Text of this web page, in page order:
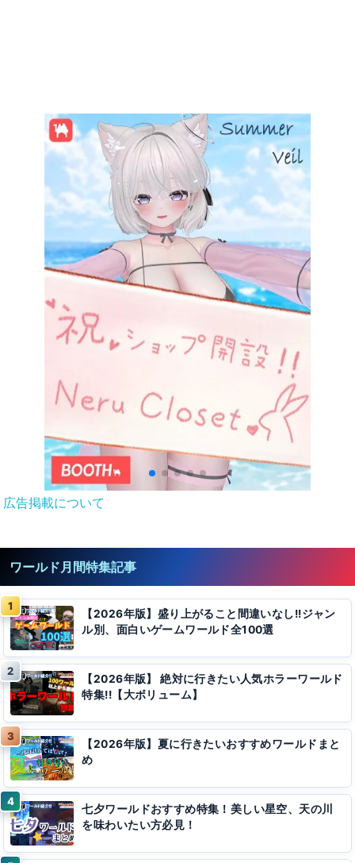
広告掲載について
ワールド月間特集記事
【2026年版】盛り上がること間違いなし!!ジャン
ル別、面白いゲームワールド全100選
【2026年版】 絶対に行きたい人気ホラーワールド
特集!!【大ボリューム】
【2026年版】夏に行きたいおすすめワールドまと
め
七夕ワールドおすすめ特集！美しい星空、天の川
を味わいたい方必見！